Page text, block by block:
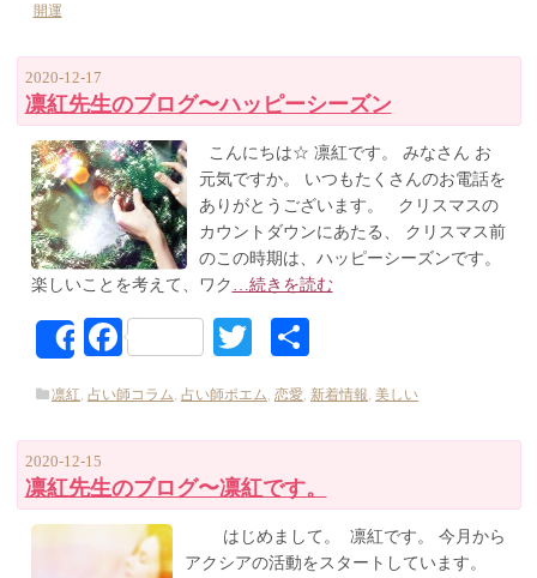
開運
2020-12-17
凛紅先生のブログ〜ハッピーシーズン
こんにちは☆ 凛紅です。 みなさん お
元気ですか。 いつもたくさんのお電話を
ありがとうございます。 クリスマスの
カウントダウンにあたる、 クリスマス前
のこの時期は、ハッピーシーズンです。
楽しいことを考えて、ワク …続きを読む
ShareFacebook Twitter
凛紅 占い師コラム 占い師ポエム 恋愛, 新着情報 美しい
2020-12-15
凛紅先生のブログ〜凛紅です。
はじめまして。 凛紅です。 今月から
アクシアの活動をスタートしています。